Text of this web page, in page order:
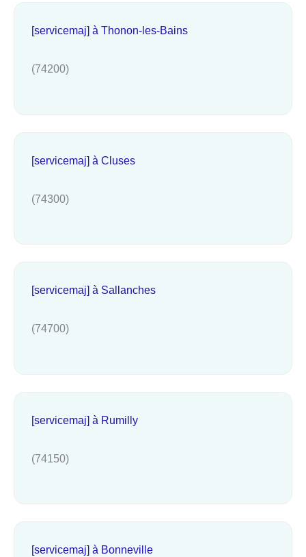
[servicemaj] à Thonon-les-Bains
(74200)
[servicemaj] à Cluses
(74300)
[servicemaj] à Sallanches
(74700)
[servicemaj] à Rumilly
(74150)
[servicemaj] à Bonneville